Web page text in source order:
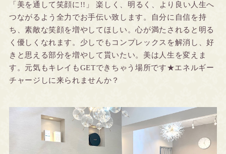
「美を通して笑顔に!!」 楽しく、明るく、より良い人生へ
つながるよう全力でお手伝い致します。自分に自信を持
ち、素敵な笑顔を増やしてほしい。心が満たされると明る
く優しくなれます。少しでもコンプレックスを解消し、好
きと思える部分を増やして貰いたい。美は人生を変えま
す。元気もキレイもGETできちゃう場所です★エネルギー
チャージしに来られませんか？